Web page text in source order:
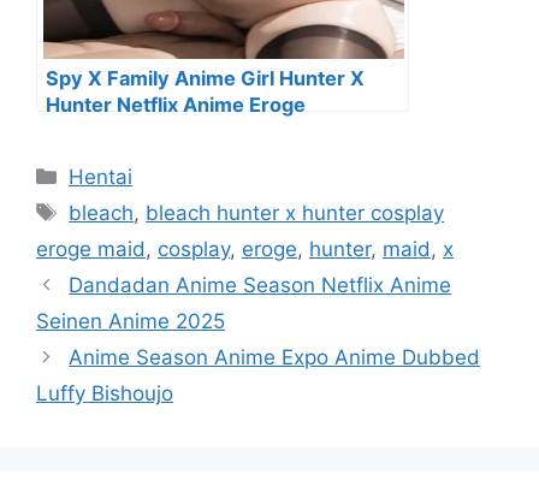
Spy X Family Anime Girl Hunter X
Hunter Netflix Anime Eroge
Categorías
Hentai
Etiquetas
bleach, bleach hunter x hunter cosplay
eroge maid , cosplay, eroge, hunter, maid , x
Dandadan Anime Season Netflix Anime
Seinen Anime 2025
Anime Season Anime Expo Anime Dubbed
Luffy Bishoujo